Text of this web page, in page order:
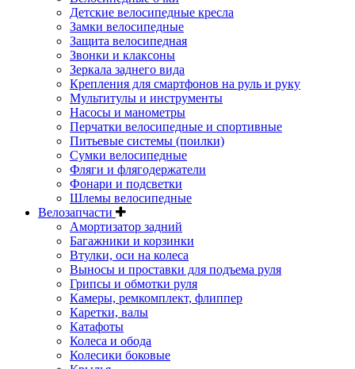
Детские велосипедные кресла
Замки велосипедные
Защита велосипедная
Звонки и клаксоны
Зеркала заднего вида
Крепления для смартфонов на руль и руку
Мультитулы и инструменты
Насосы и манометры
Перчатки велосипедные и спортивные
Питьевые системы (поилки)
Сумки велосипедные
Фляги и флягодержатели
Фонари и подсветки
Шлемы велосипедные
Велозапчасти
Амортизатор задний
Багажники и корзинки
Втулки, оси на колеса
Выносы и проставки для подъема руля
Грипсы и обмотки руля
Камеры, ремкомплект, флиппер
Каретки, валы
Катафоты
Колеса и обода
Колесики боковые